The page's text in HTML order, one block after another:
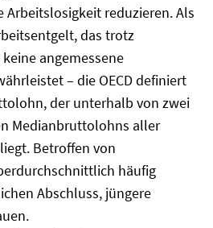
Arbeitslosigkeit reduzieren. Als
das trotz
angemessene
– die OECD definiert
der unterhalb von zwei
Medianbruttolohns aller
Betroffen von
häufig
Abschluss, jüngere